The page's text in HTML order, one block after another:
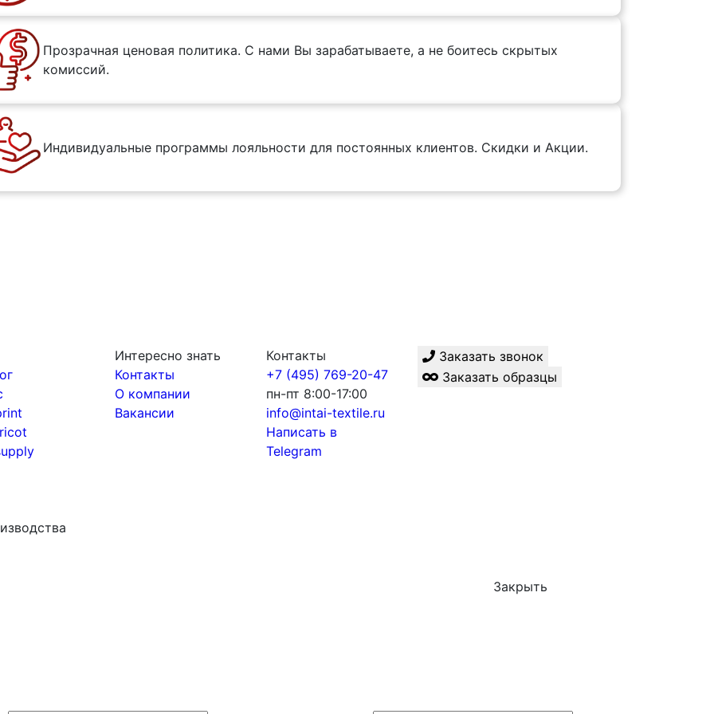
Прозрачная ценовая политика. С нами Вы зарабатываете, а не боитесь скрытых
комиссий.
Индивидуальные программы лояльности для постоянных клиентов. Скидки и Акции.
Интересно знать
Контакты
О компании
Вакансии
Контакты
+7 (495) 769-20-47
пн-пт 8:00-17:00
info@intai-textile.ru
Написать в
Telegram
Заказать звонок
Заказать образцы
Закрыть